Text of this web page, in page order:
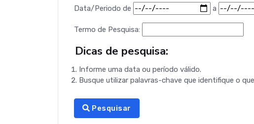
Data/Periodo de a
Termo de Pesquisa:
Dicas de pesquisa:
Informe uma data ou período válido.
Busque utilizar palavras-chave que identifique o
Pesquisar